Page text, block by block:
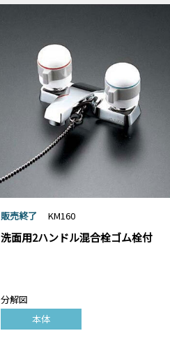
販売終了 KM160
洗面用2ハンドル混合栓ゴム栓付
分解図
本体